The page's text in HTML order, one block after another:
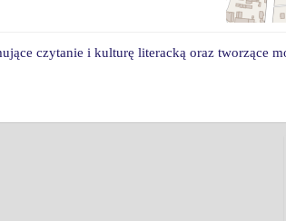
ujące czytanie i kulturę literacką oraz tworzące